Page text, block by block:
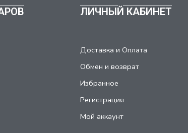
ЛИЧНЫЙ КАБИНЕТ
Доставка и Оплата
Обмен и возврат
Избранное
Регистрация
Мой аккаунт